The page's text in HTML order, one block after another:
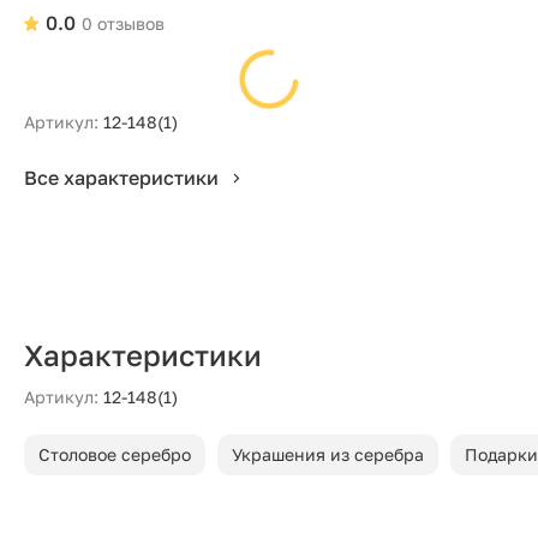
0 отзывов
0.0
Артикул: 12-148(1)
Все характеристики
Характеристики
Артикул: 12-148(1)
Столовое серебро Украшения из серебра